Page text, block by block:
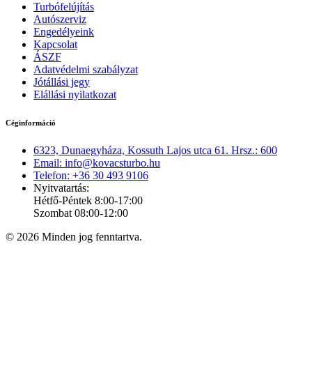
Turbófelújítás
Autószerviz
Engedélyeink
Kapcsolat
ÁSZF
Adatvédelmi szabályzat
Jótállási jegy
Elállási nyilatkozat
Céginformáció
6323, Dunaegyháza, Kossuth Lajos utca 61. Hrsz.: 600
Email: info@kovacsturbo.hu
Telefon: +36 30 493 9106
Nyitvatartás:
Hétfő-Péntek 8:00-17:00
Szombat 08:00-12:00
© 2026 Minden jog fenntartva.